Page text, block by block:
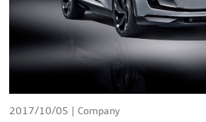
2017/10/05 Company